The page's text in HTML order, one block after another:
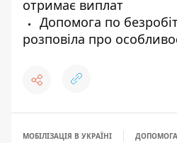
отримає виплат
Допомога по
розповіла про
МОБІЛІЗАЦІЯ В УКРАЇНІ ДОПОМОГА